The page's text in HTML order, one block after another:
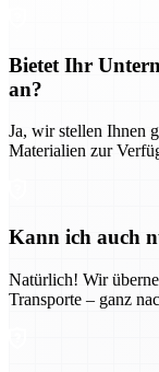
Bietet Ihr
an?
Ja, wir stellen Ihnen
Materialien zur
Kann ich auch
Natürlich! Wir
Transporte – ganz